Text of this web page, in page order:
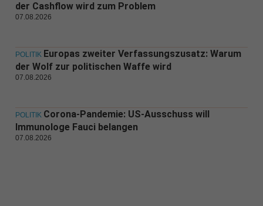
der Cashflow wird zum Problem
07.08.2026
POLITIK Europas zweiter Verfassungszusatz: Warum
der Wolf zur politischen Waffe wird
07.08.2026
POLITIK Corona-Pandemie: US-Ausschuss will
Immunologe Fauci belangen
07.08.2026